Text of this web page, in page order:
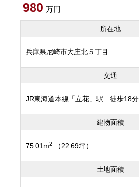
980 万円
所在地
兵庫県尼崎市大庄北５丁目
交通
JR東海道本線「立花」駅 徒歩18分
建物面積
75.01m2 （22.69坪）
土地面積